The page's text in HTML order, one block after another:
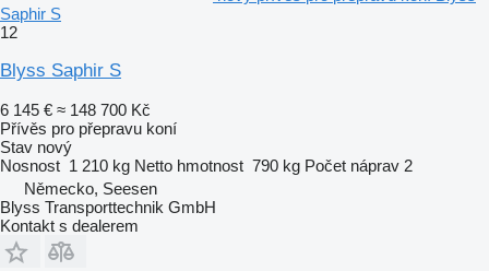
Saphir S
12
Blyss Saphir S
6 145 € ≈ 148 700 Kč
Přívěs pro přepravu koní
Stav nový
Nosnost 1 210 kg Netto hmotnost 790 kg Počet náprav 2
Německo, Seesen
Blyss Transporttechnik GmbH
Kontakt s dealerem